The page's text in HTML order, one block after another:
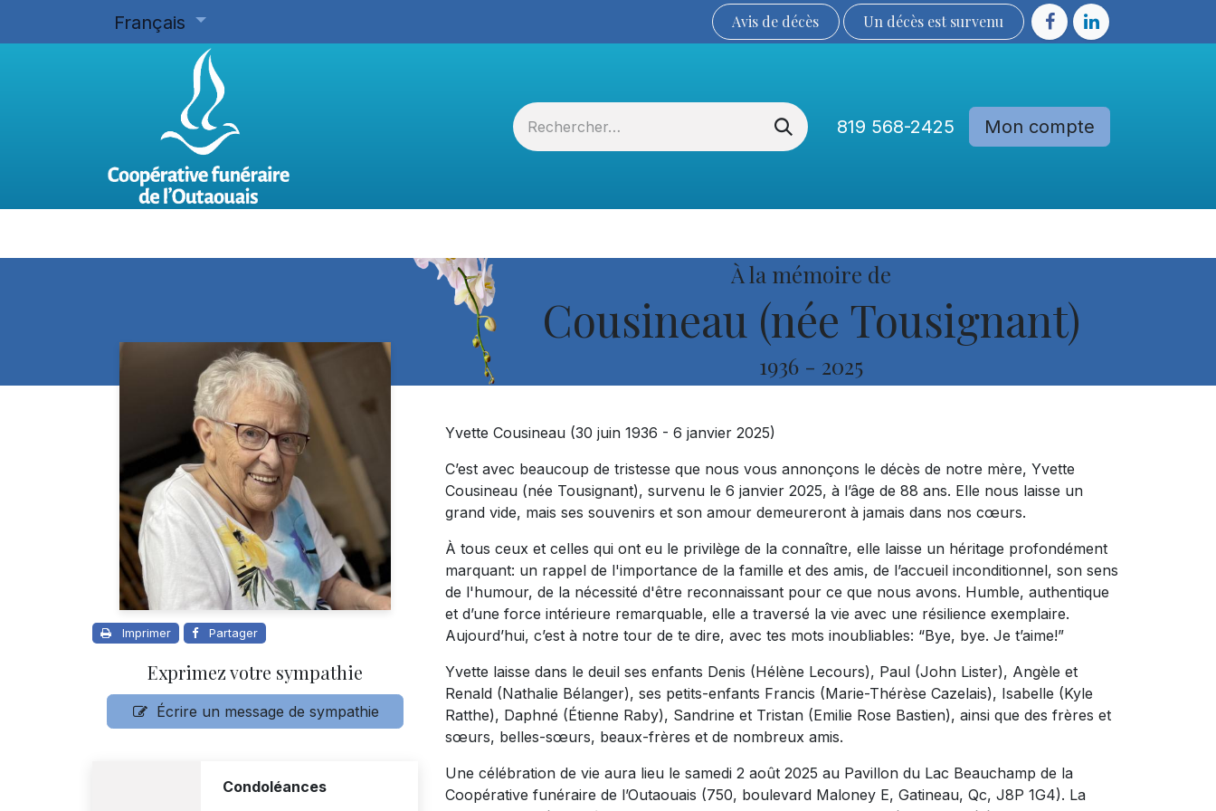
Français Avis de décès Un décès est sur​​​​​​​​ve​nu​​​​​​​​​​
819 568-2425 Mon compte
À la mémoire de
Cousineau (née Tousignant)
1936 - 2025
Imprimer Partager
Exprimez votre sympathie
Écrire un message de sympathie
Condoléances
Yvette Cousineau (30 juin 1936 - 6 janvier 2025)
C’est avec beaucoup de tristesse que nous vous annonçons le décès de notre mère, Yvette
Cousineau (née Tousignant), survenu le 6 janvier 2025, à l’âge de 88 ans. Elle nous laisse un
grand vide, mais ses souvenirs et son amour demeureront à jamais dans nos cœurs.
À tous ceux et celles qui ont eu le privilège de la connaître, elle laisse un héritage profondément
marquant: un rappel de l'importance de la famille et des amis, de l’accueil inconditionnel, son sens
de l'humour, de la nécessité d'être reconnaissant pour ce que nous avons. Humble, authentique
et d’une force intérieure remarquable, elle a traversé la vie avec une résilience exemplaire.
Aujourd’hui, c’est à notre tour de te dire, avec tes mots inoubliables: “Bye, bye. Je t’aime!”
Yvette laisse dans le deuil ses enfants Denis (Hélène Lecours), Paul (John Lister), Angèle et
Renald (Nathalie Bélanger), ses petits-enfants Francis (Marie-Thérèse Cazelais), Isabelle (Kyle
Ratthe), Daphné (Étienne Raby), Sandrine et Tristan (Emilie Rose Bastien), ainsi que des frères et
sœurs, belles-sœurs, beaux-frères et de nombreux amis.
Une célébration de vie aura lieu le samedi 2 août 2025 au Pavillon du Lac Beauchamp de la
Coopérative funéraire de l’Outaouais (750, boulevard Maloney E, Gatineau, Qc, J8P 1G4). La